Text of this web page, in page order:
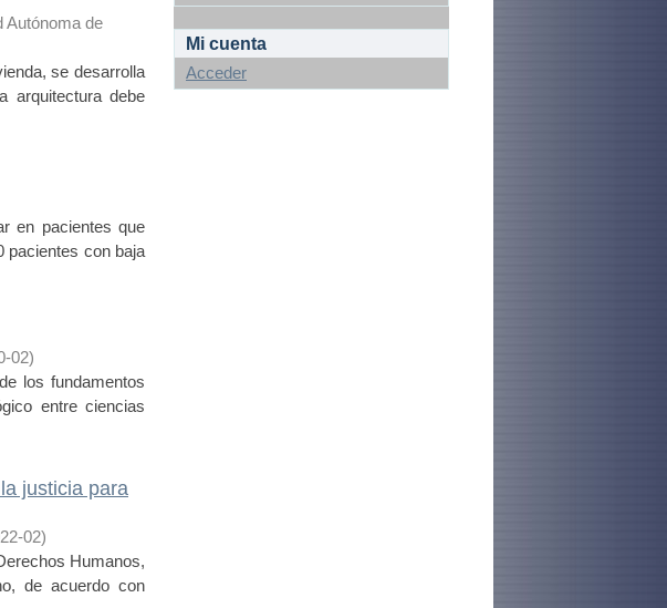
Autónoma de
se desarrolla
arquitectura debe
en pacientes que
pacientes con baja
02)
los fundamentos
entre ciencias
justicia para
02)
Humanos,
de acuerdo con
Mi cuenta
Acceder